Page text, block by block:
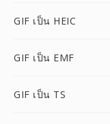
GIF เป็น HEIC
GIF เป็น EMF
GIF เป็น TS